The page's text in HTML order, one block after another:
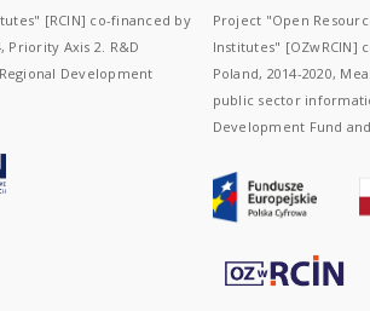
[RCIN] co-financed by
Priority Axis 2. R&D
Development
Project "Open
Institutes" [OZwRCIN]
Poland, 2014-2020,
public sector
Development Fund